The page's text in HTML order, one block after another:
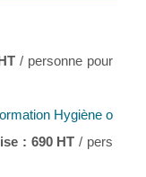
/ personne pour
Hygiène o
: 690 HT / pers